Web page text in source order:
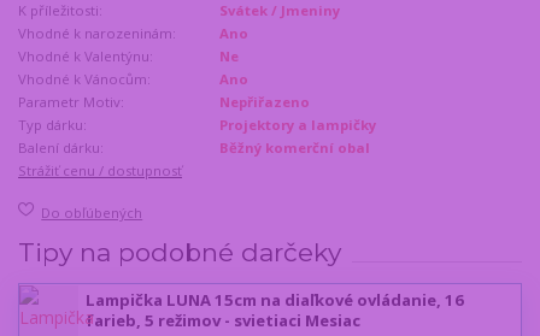
K příležitosti:
Svátek / Jmeniny
Vhodné k narozeninám:
Ano
Vhodné k Valentýnu:
Ne
Vhodné k Vánocům:
Ano
Parametr Motiv:
Nepřiřazeno
Typ dárku:
Projektory a lampičky
Balení dárku:
Běžný komerční obal
Strážiť cenu / dostupnosť
Do obľúbených
Tipy na podobné darčeky
Lampička LUNA 15cm na diaľkové ovládanie, 16
farieb, 5 režimov - svietiaci Mesiac